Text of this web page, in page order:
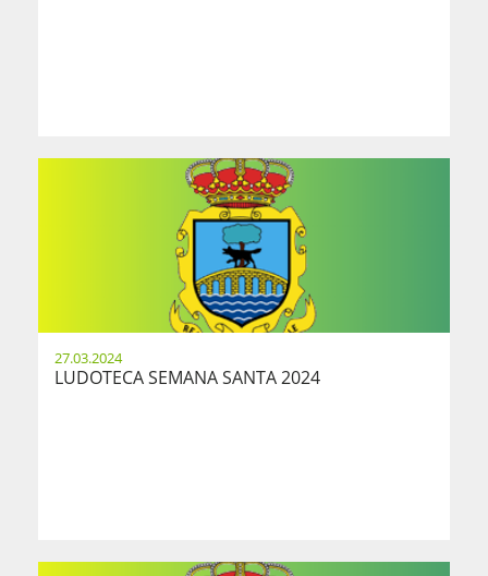
27.03.2024
LUDOTECA SEMANA SANTA 2024